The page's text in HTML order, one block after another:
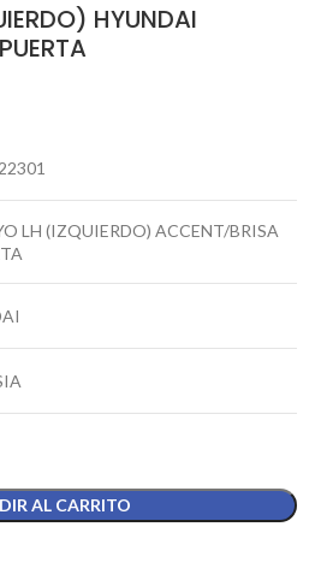
HYUNDAI
LH (IZQUIERDO) ACCENT/BRISA
AL CARRITO